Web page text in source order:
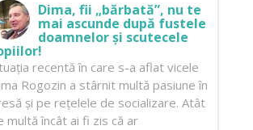
Dima, fii „bărbată”, nu te
mai ascunde după fustele
doamnelor și scutecele
recentă în care s-a aflat vicele
Rogozin a stârnit multă pasiune în
și pe rețelele de socializare. Atât
multă încât ai fi zis că ar